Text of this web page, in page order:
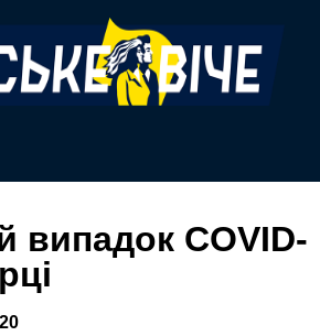
випадок COVID-